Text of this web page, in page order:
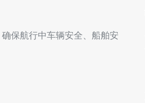
保航行中车辆安全、船舶安